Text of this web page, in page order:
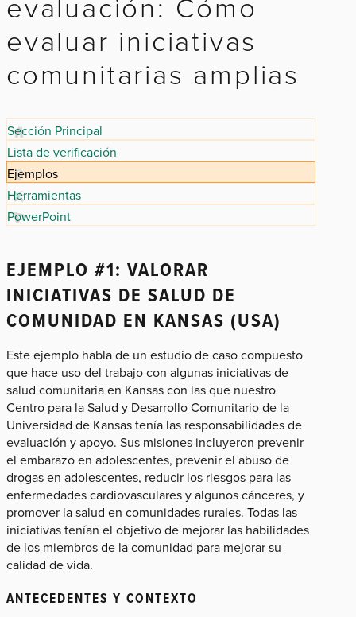
evaluar iniciativas
comunitarias amplias
Sección Principal
Lista de verificación
Ejemplos
Herramientas
PowerPoint
EJEMPLO #1: VALORAR
INICIATIVAS DE SALUD DE
COMUNIDAD EN KANSAS (USA)
Este ejemplo habla de un estudio de caso compuesto
que hace uso del trabajo con algunas iniciativas de
salud comunitaria en Kansas con las que nuestro
Centro para la Salud y Desarrollo Comunitario de la
Universidad de Kansas​ tenía las responsabilidades de
evaluación y apoyo. Sus misiones incluyeron prevenir
el embarazo en adolescentes, prevenir el abuso de
drogas en adolescentes, reducir los riesgos para las
enfermedades cardiovasculares y algunos cánceres, y
promover la salud en comunidades rurales. Todas las
iniciativas tenían el objetivo de mejorar las habilidades
de los miembros de la comunidad para mejorar su
calidad de vida.
ANTECEDENTES Y CONTEXTO